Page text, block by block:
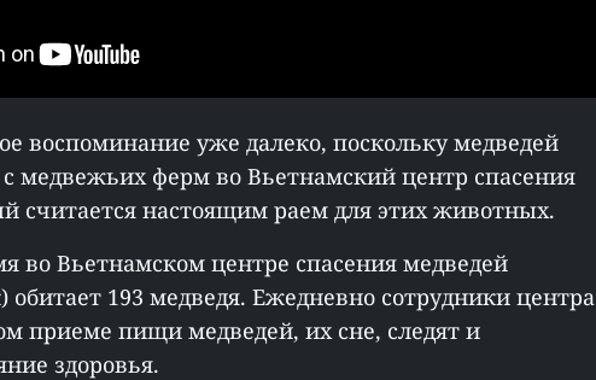
воспоминание уже далеко, поскольку медведей
с медвежьих ферм во Вьетнамский центр спасения
считается настоящим раем для этих животных.
во Вьетнамском центре спасения медведей
обитает 193 медведя. Ежедневно сотрудники центра
приеме пищи медведей, их сне, следят и
здоровья.